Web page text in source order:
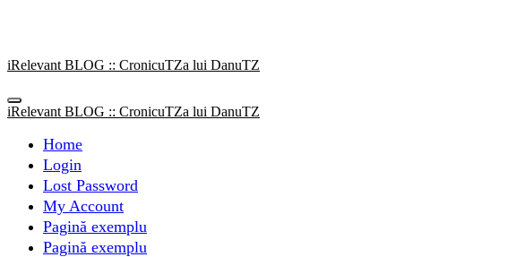
iRelevant BLOG :: CronicuTZa lui DanuTZ
iRelevant BLOG :: CronicuTZa lui DanuTZ
Home
Login
Lost Password
My Account
Pagină exemplu
Pagină exemplu